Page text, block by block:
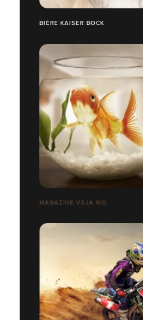
BIÈRE KAISER BOCK
MAGAZINE VEJA RIO